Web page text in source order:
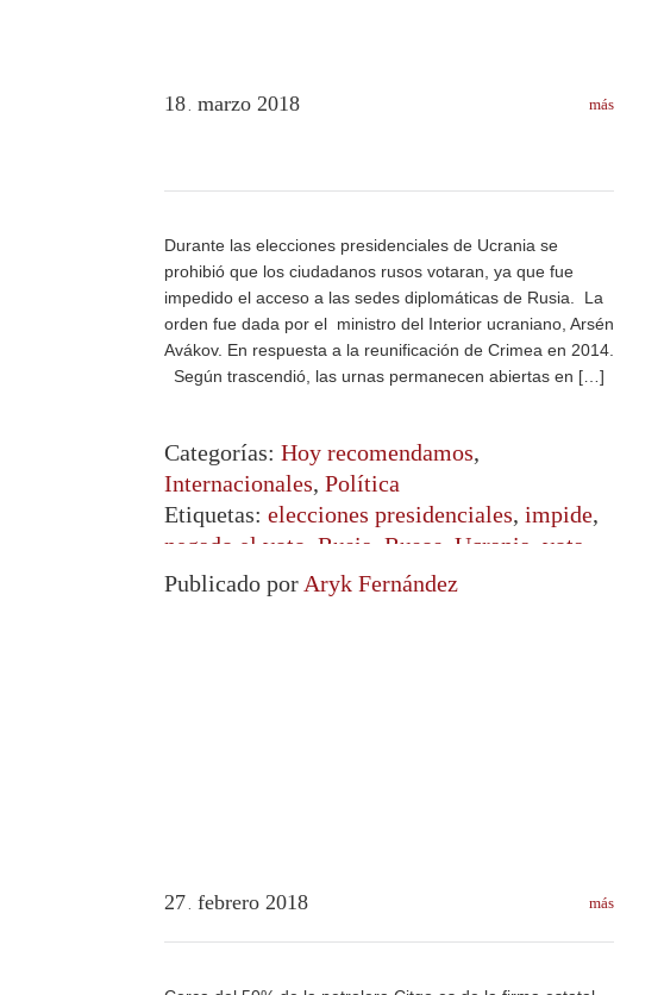
18 marzo 2018
Durante las elecciones presidenciales de Ucrania se
prohibió que los ciudadanos rusos votaran, ya que fue
impedido el acceso a las sedes diplomáticas de Rusia. La
orden fue dada por el ministro del Interior ucraniano, Arsén
Avákov. En respuesta a la reunificación de Crimea en 2014.
Según trascendió, las urnas permanecen abiertas en […]
más
Categorías: Hoy recomendamos,
Internacionales, Política
Etiquetas: elecciones presidenciales, impide,
negado el voto Rusia Rusos Ucrania vota
Publicado por Aryk Fernández
27 febrero 2018 más